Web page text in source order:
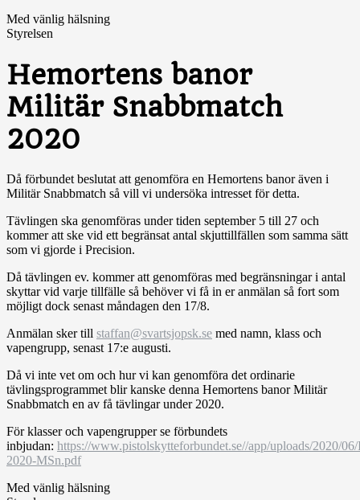
Med vänlig hälsning
Styrelsen
Hemortens banor
Militär Snabbmatch
2020
Då förbundet beslutat att genomföra en Hemortens banor även i
Militär Snabbmatch så vill vi undersöka intresset för detta.
Tävlingen ska genomföras under tiden september 5 till 27 och
kommer att ske vid ett begränsat antal skjuttillfällen som samma sätt
som vi gjorde i Precision.
Då tävlingen ev. kommer att genomföras med begränsningar i antal
skyttar vid varje tillfälle så behöver vi få in er anmälan så fort som
möjligt dock senast måndagen den 17/8.
Anmälan sker till staffan@svartsjopsk.se med namn, klass och
vapengrupp, senast 17:e augusti.
Då vi inte vet om och hur vi kan genomföra det ordinarie
tävlingsprogrammet blir kanske denna Hemortens banor Militär
Snabbmatch en av få tävlingar under 2020.
För klasser och vapengrupper se förbundets
inbjudan: https://www.pistolskytteforbundet.se//app/uploads/2020/
2020-MSn.pdf
Med vänlig hälsning